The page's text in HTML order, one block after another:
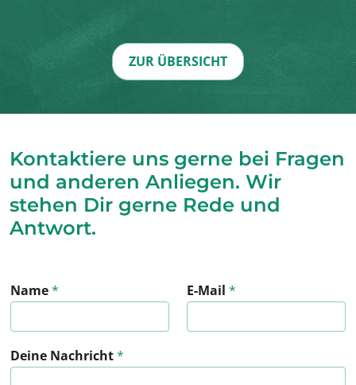
ZUR ÜBERSICHT
Kontaktiere uns gerne bei Fragen
und anderen Anliegen. Wir
stehen Dir gerne Rede und
Antwort.
Name* E-Mail *
Deine Nachricht*